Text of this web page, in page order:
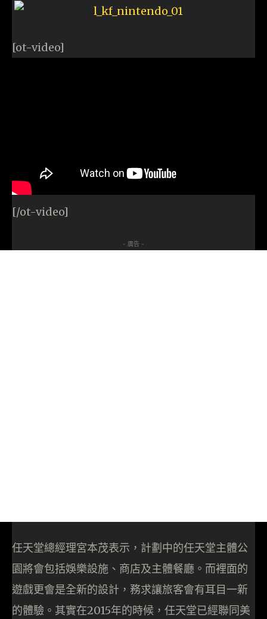
[ot-video]
[/ot-video]
- 廣告 -
任天堂總經理宮本茂表示，計劃中的任天堂主體公
園將會包括娛樂設施、商店及主體餐廳。而裡面的
遊戲更會是全新的設計，務求讓旅客會有耳目一新
的體驗。其實在2015年的時候，任天堂已經聯同美